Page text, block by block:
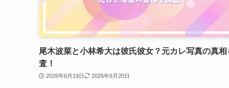
尾木波菜と小林希大は彼氏彼女？元カレ写真の真相
査！
2026年6月19日 2026年6月20日